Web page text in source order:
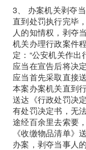
3、 办案机关剥夺
直到处罚执行完毕
人的知情权，剥夺
机关办理行政案件
定：“公安机关作出
应当在宣告后将决
应当首先采取直接
本案办案机关直到
送达《行政处罚决
有处罚决定书，无
途经百余里去索要
《收缴物品清单》
办案，剥夺当事人